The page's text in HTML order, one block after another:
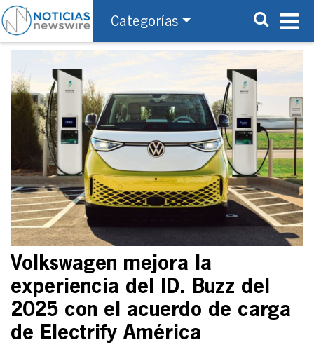
Categorías
Volkswagen mejora la
experiencia del ID. Buzz del
2025 con el acuerdo de carga
de Electrify América